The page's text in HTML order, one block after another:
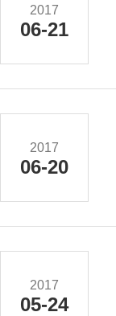
2017
06-21
2017
06-20
2017
05-24